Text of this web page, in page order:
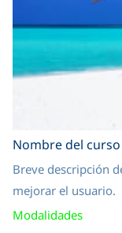
Nombre del curso
Breve descripción
mejorar el usuario.
Modalidades